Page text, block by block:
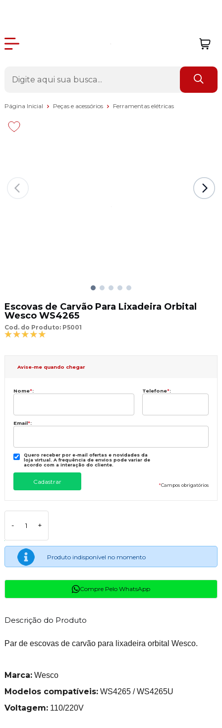
Página Inicial Peças e acessórios Ferramentas elétricas
Escovas de Carvão Para Lixadeira Orbital
Wesco WS4265
Cod. do Produto: P5001
Avise-me quando chegar
Nome*: Telefone*:
Email*:
Quero receber por e-mail ofertas e novidades da
loja virtual. A frequência de envios pode variar de
acordo com a interação do cliente.
*Campos obrigatórios
- +
Produto indisponível no momento
Compre Pelo WhatsApp
Descrição do Produto
Par de escovas de carvão para lixadeira orbital Wesco.
Marca:Wesco
Modelos compatíveis:WS4265 / WS4265U
Voltagem:110/220V